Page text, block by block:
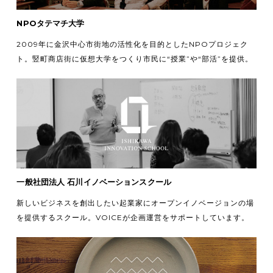
NPOタテマチ大学
2009年に金沢中心市街地の活性化を目的としたNPOプロジェク
ト。竪町商店街に仮想大学をつくり市民に“授業”や“部活”を提供。
一般社団法人 石川イノベーションスクール
新しいビジネスを創出したい起業家にオープンイノベージョンの場
を提供するスクール。VOICEが企画運営をサポートしています。